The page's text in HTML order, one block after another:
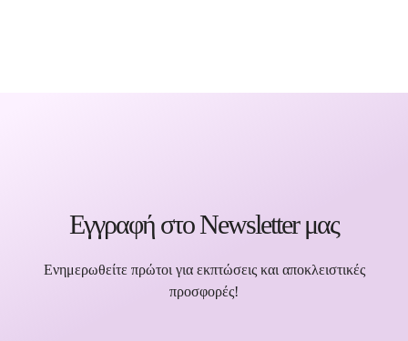
Εγγραφή στο Newsletter μας
Ενημερωθείτε πρώτοι για εκπτώσεις και αποκλειστικές
προσφορές!